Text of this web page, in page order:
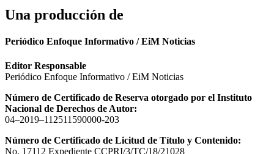
Una producción de
Periódico Enfoque Informativo / EiM Noticias
Editor Responsable
Periódico Enfoque Informativo / EiM Noticias
Número de Certificado de Reserva otorgado por el Instituto
Nacional de Derechos de Autor:
04–2019–112511590000-203
Número de Certificado de Licitud de Título y Contenido:
No. 17112 Expediente CCPRI/3/TC/18/21028